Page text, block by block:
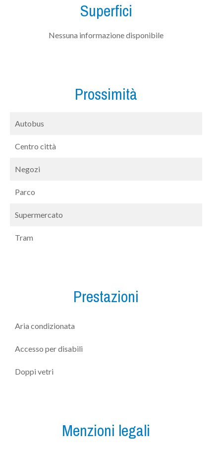
Superfici
Nessuna informazione disponibile
Prossimità
Autobus
Centro città
Negozi
Parco
Supermercato
Tram
Prestazioni
Aria condizionata
Accesso per disabili
Doppi vetri
Menzioni legali